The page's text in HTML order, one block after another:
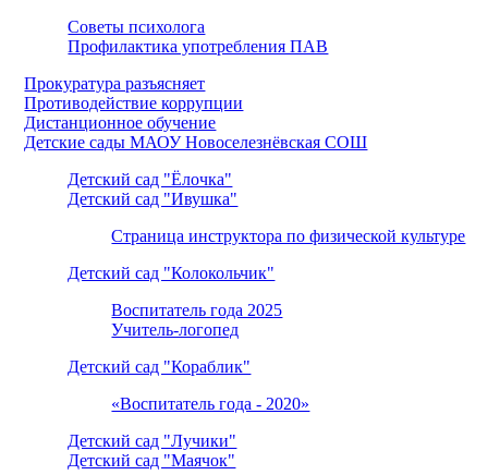
Советы психолога
Профилактика употребления ПАВ
Прокуратура разъясняет
Противодействие коррупции
Дистанционное обучение
Детские сады МАОУ Новоселезнёвская СОШ
Детский сад "Ёлочка"
Детский сад "Ивушка"
Страница инструктора по физической культуре
Детский сад "Колокольчик"
Воспитатель года 2025
Учитель-логопед
Детский сад "Кораблик"
«Воспитатель года - 2020»
Детский сад "Лучики"
Детский сад "Маячок"